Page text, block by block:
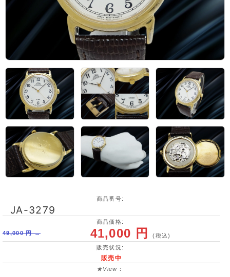
商品番号:
JA-3279
商品価格:
49,000 円 →
41,000 円(税込)
販売状況:
販売中
★View ：